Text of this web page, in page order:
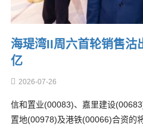
海瑅湾II周六首轮销售
亿
2026-07-26
信和置业(00083)、嘉里建设
置地(00978)及港铁(00066)合资的